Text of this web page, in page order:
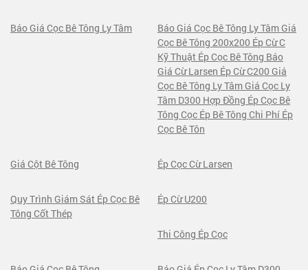
Báo Giá Cọc Bê Tông Ly Tâm
Báo Giá Cọc Bê Tông Ly Tâm Giá
Cọc Bê Tông 200x200 Ép Cừ C
Kỹ Thuật Ép Cọc Bê Tông Báo
Giá Cừ Larsen Ép Cừ C200 Giá
Cọc Bê Tông Ly Tâm Giá Cọc Ly
Tâm D300 Hợp Đồng Ép Cọc Bê
Tông Cọc Ép Bê Tông Chi Phí Ép
Cọc Bê Tôn
Giá Cột Bê Tông Ép Cọc Cừ Larsen
Quy Trình Giám Sát Ép Cọc Bê
Tông Cốt Thép
Ép Cừ U200
Thi Công Ép Cọc